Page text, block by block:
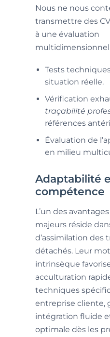
Nous ne nous
transmettre des
à une évaluation
Tests
situation réelle.
Vérification
traçabilité
références
Évaluation de
en milieu
Adaptabilité
compétence
L’un des
majeurs réside
d’assimilation des
détachés. Leur
intrinsèque
acculturation
techniques
entreprise cliente,
intégration fluide
optimale dès les